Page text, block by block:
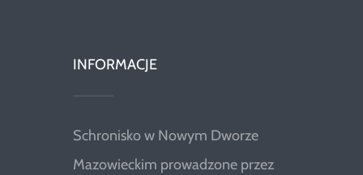
INFORMACJE
Schronisko w Nowym Dworze
Mazowieckim prowadzone przez